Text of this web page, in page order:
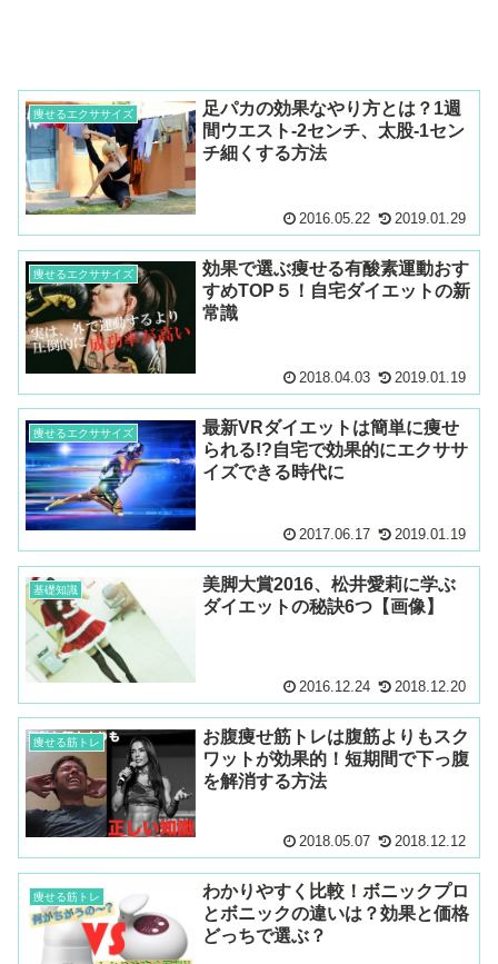
痩せるエクササイズ
足パカの効果なやり方とは？1週
間ウエスト-2センチ、太股-1セン
チ細くする方法
2016.05.22 2019.01.29
痩せるエクササイズ
効果で選ぶ痩せる有酸素運動おす
すめTOP５！自宅ダイエットの新
常識
2018.04.03 2019.01.19
痩せるエクササイズ
最新VRダイエットは簡単に痩せ
られる!?自宅で効果的にエクササ
イズできる時代に
2017.06.17 2019.01.19
基礎知識
美脚大賞2016、松井愛莉に学ぶ
ダイエットの秘訣6つ【画像】
2016.12.24 2018.12.20
痩せる筋トレ
お腹痩せ筋トレは腹筋よりもスク
ワットが効果的！短期間で下っ腹
を解消する方法
2018.05.07 2018.12.12
痩せる筋トレ
わかりやすく比較！ボニックプロ
とボニックの違いは？効果と価格
どっちで選ぶ？